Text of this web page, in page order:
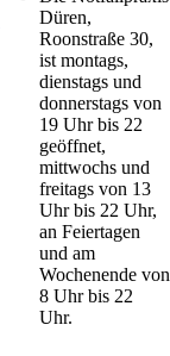
Düren,
Roonstraße 30,
ist montags,
dienstags und
donnerstags von
19 Uhr bis 22
geöffnet,
mittwochs und
freitags von 13
Uhr bis 22 Uhr,
an Feiertagen
und am
Wochenende von
8 Uhr bis 22
Uhr.